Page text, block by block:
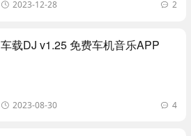
2023-12-28 2
车载DJ v1.25 免费车机音乐APP
2023-08-30 4